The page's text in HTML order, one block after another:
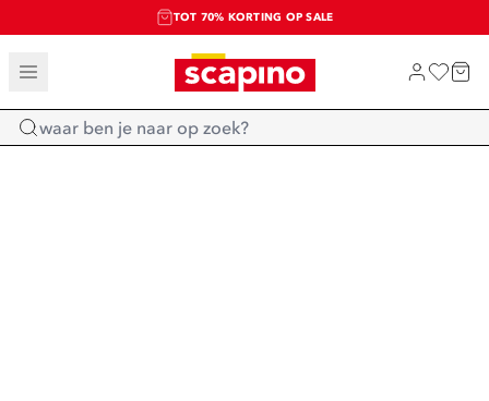
TOT 70% KORTING OP SALE
SALE: LAATSTE KANS!
SHOP NIEUW
Home